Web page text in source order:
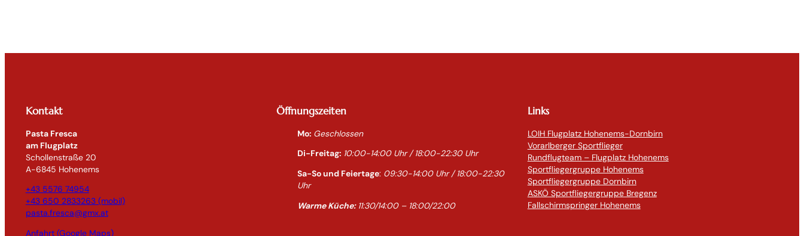
Kontakt
Pasta Fresca
am Flugplatz
Schollenstraße 20
A-6845 Hohenems
+43 5576 74954
+43 650 2833263 (mobil)
pasta.fresca@gmx.at
Anfahrt (Google Maps)
Öffnungszeiten
Mo: Geschlossen
Di-Freitag: 10:00-14:00 Uhr / 18:00-22:30Uhr
Sa-So und Feiertage: 09:30-14:00 Uhr / 18:00-22:30
Uhr
Warme Küche: 11:30/14:00 – 18:00/22:00
Links
LOIH Flugplatz Hohenems-Dornbirn
Vorarlberger Sportflieger
Rundflugteam – Flugplatz Hohenems
Sportfliegergruppe Hohenems
Sportfliegergruppe Dornbirn
ASKÖ Sportfliegergruppe Bregenz
Fallschirmspringer Hohenems